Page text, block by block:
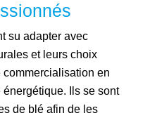
su adapter avec
et leurs choix
en
Ils se sont
de blé afin de les